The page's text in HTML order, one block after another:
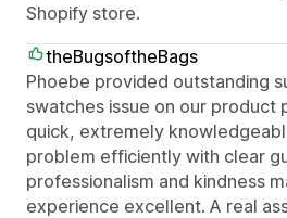
Shopify store.
theBugsoftheBags
Phoebe provided outstanding
swatches issue on our product
quick, extremely
problem efficiently with clear
professionalism and kindness
experience excellent. A real